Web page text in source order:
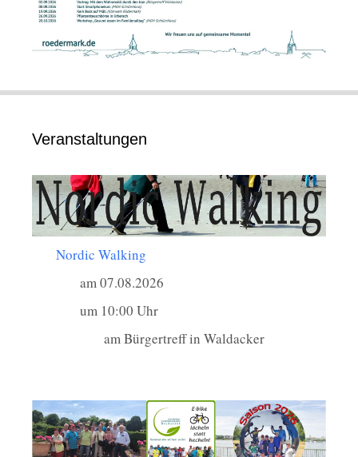
Veranstaltungen
Nordic Walking
am 07.08.2026
um 10:00 Uhr
am Bürgertreff in Waldacker